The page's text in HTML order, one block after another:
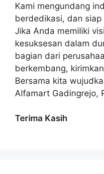
Kami mengundang
berdedikasi, dan
Jika Anda memiliki
kesuksesan dalam
bagian dari
berkembang,
Bersama kita
Alfamart Gadingrejo,
Terima Kasih